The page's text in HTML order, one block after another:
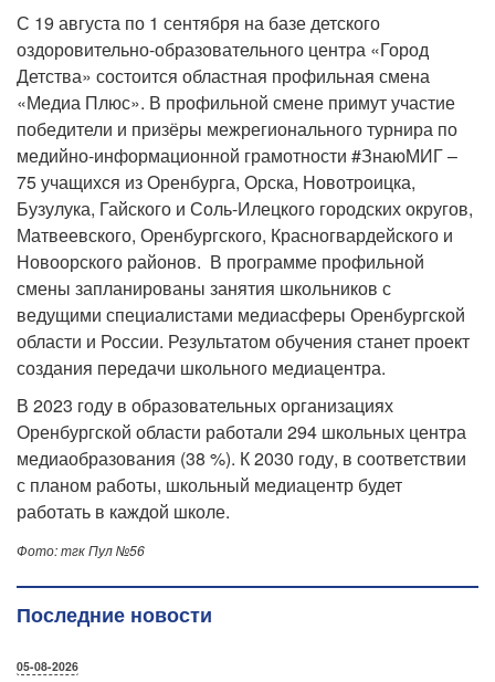
С 19 августа по 1 сентября на базе детского
оздоровительно-образовательного центра «Город
Детства» состоится областная профильная смена
«Медиа Плюс». В профильной смене примут участие
победители и призёры межрегионального турнира по
медийно-информационной грамотности #ЗнаюМИГ –
75 учащихся из Оренбурга, Орска, Новотроицка,
Бузулука, Гайского и Соль-Илецкого городских округов,
Матвеевского, Оренбургского, Красногвардейского и
Новоорского районов. В программе профильной
смены запланированы занятия школьников с
ведущими специалистами медиасферы Оренбургской
области и России. Результатом обучения станет проект
создания передачи школьного медиацентра.
В 2023 году в образовательных организациях
Оренбургской области работали 294 школьных центра
медиаобразования (38 %). К 2030 году, в соответствии
с планом работы, школьный медиацентр будет
работать в каждой школе.
Фото: тгк Пул №56
Последние новости
05-08-2026